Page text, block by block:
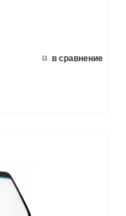
в сравнение